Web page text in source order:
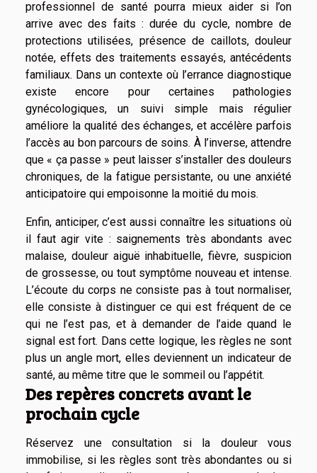
professionnel de santé pourra mieux aider si l’on
arrive avec des faits : durée du cycle, nombre de
protections utilisées, présence de caillots, douleur
notée, effets des traitements essayés, antécédents
familiaux. Dans un contexte où l’errance diagnostique
existe encore pour certaines pathologies
gynécologiques, un suivi simple mais régulier
améliore la qualité des échanges, et accélère parfois
l’accès au bon parcours de soins. À l’inverse, attendre
que « ça passe » peut laisser s’installer des douleurs
chroniques, de la fatigue persistante, ou une anxiété
anticipatoire qui empoisonne la moitié du mois.
Enfin, anticiper, c’est aussi connaître les situations où
il faut agir vite : saignements très abondants avec
malaise, douleur aiguë inhabituelle, fièvre, suspicion
de grossesse, ou tout symptôme nouveau et intense.
L’écoute du corps ne consiste pas à tout normaliser,
elle consiste à distinguer ce qui est fréquent de ce
qui ne l’est pas, et à demander de l’aide quand le
signal est fort. Dans cette logique, les règles ne sont
plus un angle mort, elles deviennent un indicateur de
santé, au même titre que le sommeil ou l’appétit.
Des repères concrets avant le
prochain cycle
Réservez une consultation si la douleur vous
immobilise, si les règles sont très abondantes ou si